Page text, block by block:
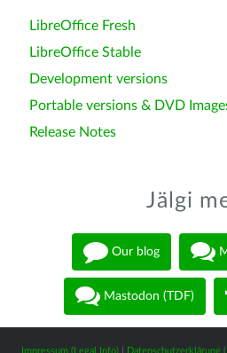
LibreOffice Fresh
LibreOffice Stable
Development versions
Portable versions & DVD
Release Notes
Jälgi
Our blog
Mastodon (TDF)
Impressum (Legal Info) Datenschutzerklärung